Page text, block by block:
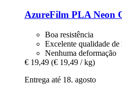
AzureFilm PLA Neon
Boa resistência
Excelente qualidade de
Nenhuma deformação
€ 19,49 (€ 19,49 / kg)
Entrega até 18. agosto